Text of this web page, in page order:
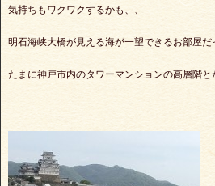
気持ちもワクワクするかも、、
明石海峡大橋が見える海が一望できるお部屋だ
たまに神戸市内のタワーマンションの高層階